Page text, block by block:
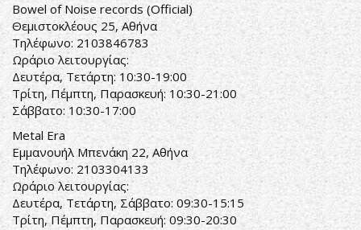
Bowel of Noise records (Official)
Θεμιστοκλέους 25, Αθήνα
Τηλέφωνο: 2103846783
Ωράριο λειτουργίας:
Δευτέρα, Τετάρτη: 10:30-19:00
Τρίτη, Πέμπτη, Παρασκευή: 10:30-21:00
Σάββατο: 10:30-17:00
Metal Era
Εμμανουήλ Μπενάκη 22, Αθήνα
Τηλέφωνο: 2103304133
Ωράριο λειτουργίας:
Δευτέρα, Τετάρτη, Σάββατο: 09:30-15:15
Τρίτη, Πέμπτη, Παρασκευή: 09:30-20:30